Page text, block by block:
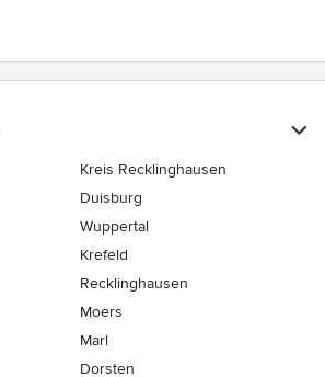
Kreis Recklinghausen
Duisburg
Wuppertal
Krefeld
Recklinghausen
Moers
Marl
Dorsten